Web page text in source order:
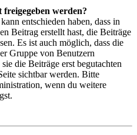
werden?
entschieden haben, dass in
Beitrag erstellt hast, die Beiträge
Es ist auch möglich, dass die
Gruppe von Benutzern
die Beiträge erst begutachten
sichtbar werden. Bitte
wenn du weitere